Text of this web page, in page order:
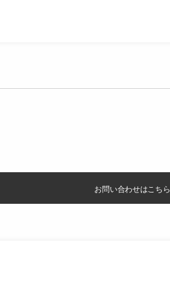
お問い合わせはこちら